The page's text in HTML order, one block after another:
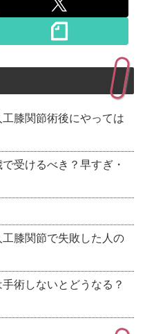
膝関節術後にやっては
受けるべき？早すぎ・
膝関節で失敗した人の
術しないとどうなる？